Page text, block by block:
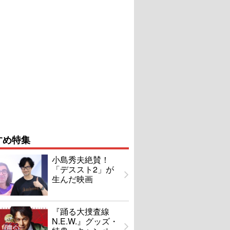
特集
小島秀夫絶賛！
「デススト2」が
生んだ映画
『踊る大捜査線
N.E.W.』グッズ・